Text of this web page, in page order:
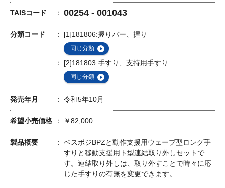
TAISコード 00254 - 001043
分類コード [1]181806:握りバー、握り
同じ分類
[2]181803:手すり、支持用手すり
同じ分類
発売年月 令和5年10月
希望小売価格 ￥82,000
製品概要
ベスポジBPZと動作支援用ウェーブ型ロング手
すりと移動支援用ト型連結取り外しセットで
す。連結取り外しは、取り外すことで時々に応
じた手すりの有無を変更できます。